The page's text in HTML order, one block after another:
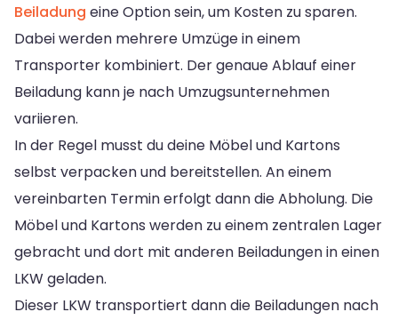
Beiladung eine Option sein, um Kosten zu sparen.
Dabei werden mehrere Umzüge in einem
Transporter kombiniert. Der genaue Ablauf einer
Beiladung kann je nach Umzugsunternehmen
variieren.
In der Regel musst du deine Möbel und Kartons
selbst verpacken und bereitstellen. An einem
vereinbarten Termin erfolgt dann die Abholung. Die
Möbel und Kartons werden zu einem zentralen Lager
gebracht und dort mit anderen Beiladungen in einen
LKW geladen.
Dieser LKW transportiert dann die Beiladungen nach